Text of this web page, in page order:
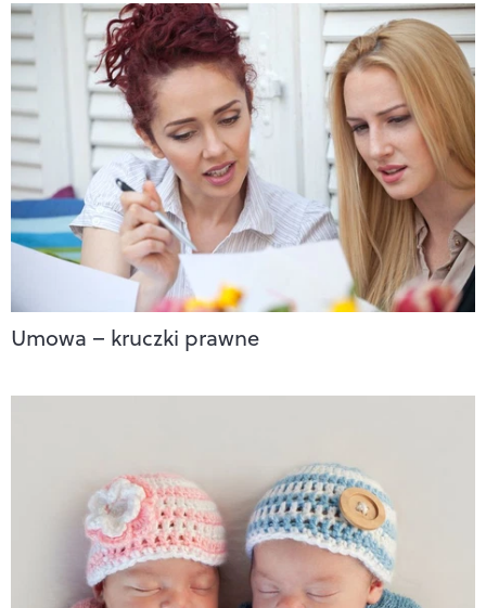
Umowa – kruczki prawne